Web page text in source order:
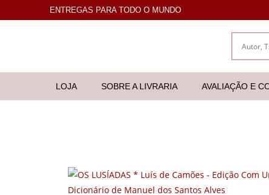
ENTREGAS PARA TODO O MUNDO
LOJA SOBRE A LIVRARIA AVALIAÇÃO E